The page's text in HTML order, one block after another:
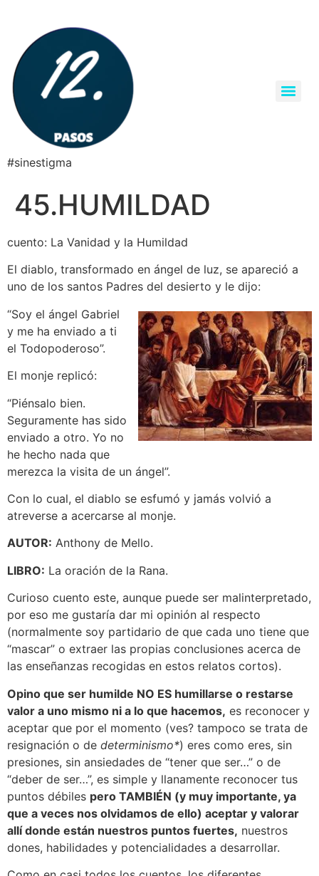
#sinestigma
45.HUMILDAD
cuento: La Vanidad y la Humildad
El diablo, transformado en ángel de luz, se apareció a
uno de los santos Padres del desierto y le dijo:
“Soy el ángel Gabriel
y me ha enviado a ti
el Todopoderoso”.
El monje replicó:
“Piénsalo bien.
Seguramente has sido
enviado a otro. Yo no
he hecho nada que
merezca la visita de un ángel”.
Con lo cual, el diablo se esfumó y jamás volvió a
atreverse a acercarse al monje.
AUTOR: Anthony de Mello.
LIBRO: La oración de la Rana.
Curioso cuento este, aunque puede ser malinterpretado,
por eso me gustaría dar mi opinión al respecto
(normalmente soy partidario de que cada uno tiene que
“mascar” o extraer las propias conclusiones acerca de
las enseñanzas recogidas en estos relatos cortos).
Opino que ser humilde NO ES humillarse o restarse
valor a uno mismo ni a lo que hacemos, es reconocer y
aceptar que por el momento (ves? tampoco se trata de
resignación o de determinismo*) eres como eres, sin
presiones, sin ansiedades de “tener que ser…” o de
“deber de ser…”, es simple y llanamente reconocer tus
puntos débiles pero TAMBIÉN (y muy importante, ya
que a veces nos olvidamos de ello) aceptar y valorar
allí donde están nuestros puntos fuertes, nuestros
dones, habilidades y potencialidades a desarrollar.